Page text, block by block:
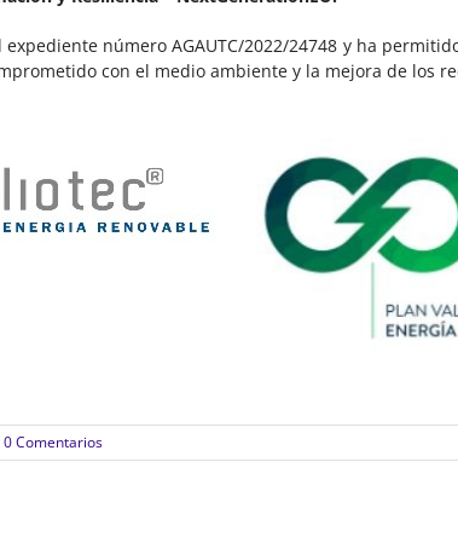
expediente número AGAUTC/2022/24748 y ha
con el medio ambiente y la mejora de los
0 Comentarios